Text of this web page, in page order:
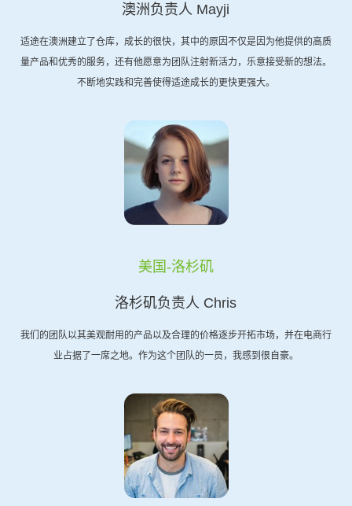
澳洲负责人 Mayji
适途在澳洲建立了仓库，成长的很快，其中的原因不仅是因为他提供的高质
量产品和优秀的服务，还有他愿意为团队注射新活力，乐意接受新的想法。
不断地实践和完善使得适途成长的更快更强大。
美国-洛杉矶
洛杉矶负责人 Chris
我们的团队以其美观耐用的产品以及合理的价格逐步开拓市场，并在电商行
业占据了一席之地。作为这个团队的一员，我感到很自豪。